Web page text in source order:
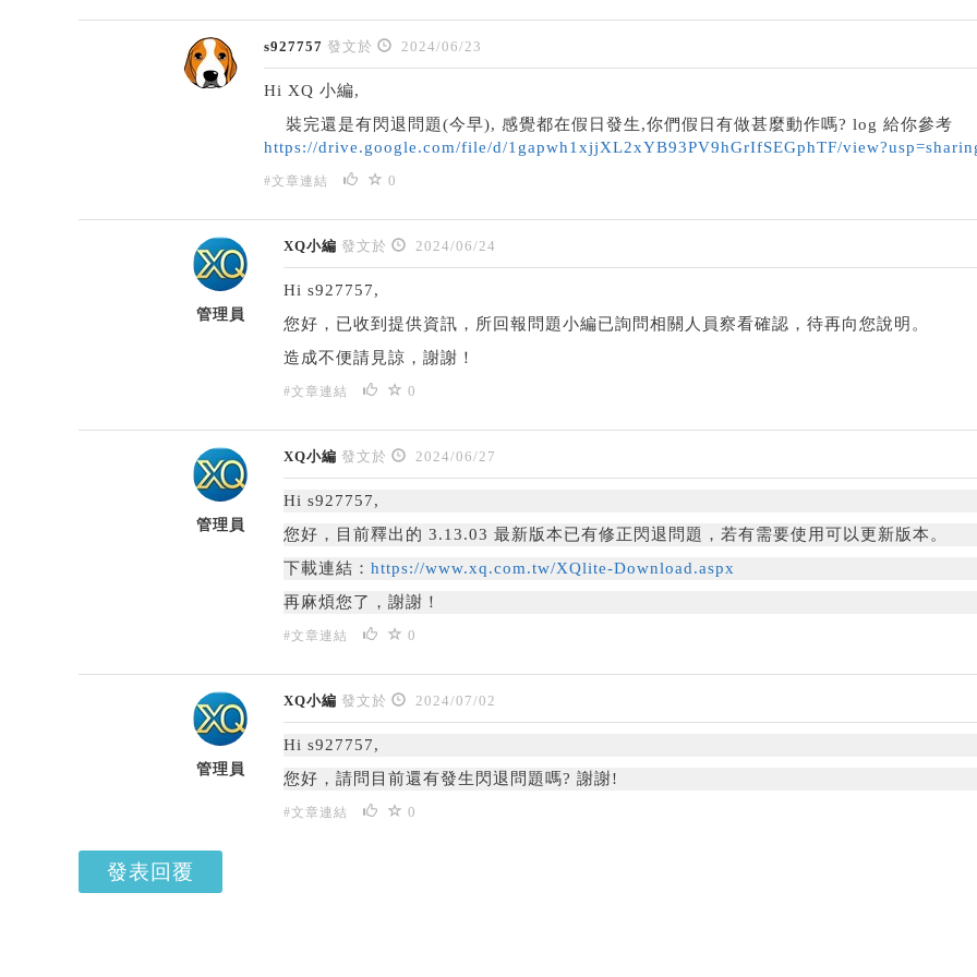
s927757 發文於 2024/06/23
Hi XQ 小編,
裝完還是有閃退問題(今早), 感覺都在假日發生,你們假日有做甚麼動作嗎? log 給你參考
https://drive.google.com/file/d/1gapwh1xjjXL2xYB93PV9hGrIfSEGphTF/
#文章連結 0
管理員
XQ小編 發文於 2024/06/24
Hi s927757,
您好，已收到提供資訊，所回報問題小編已詢問相關人員察看確認，待再向您說明。
造成不便請見諒，謝謝！
#文章連結 0
管理員
XQ小編 發文於 2024/06/27
Hi s927757,
您好，
目前釋出的 3.13.03 最新版本已有修正閃退問題，若有需要使用可以更新版本。
下載連結：https://www.xq.com.tw/XQlite-Download.aspx
再麻煩您了，謝謝！
#文章連結 0
管理員
XQ小編 發文於 2024/07/02
Hi s927757,
您好，請問目前還有發生閃退問題嗎? 謝謝!
#文章連結 0
發表回覆